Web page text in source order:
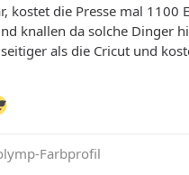
kostet die Presse mal 1100
knallen da solche Dinger
als die Cricut und
Farbprofil